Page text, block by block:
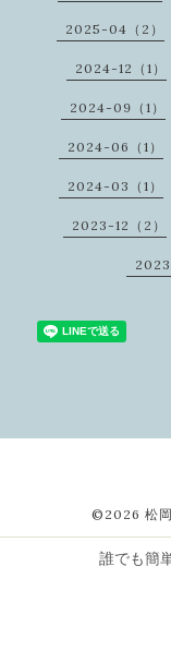
2025-04（2）
2024-12（1）
2024-09（1）
2024-06（1）
2024-03（1）
2023-12（2）
©2026 松
誰でも簡